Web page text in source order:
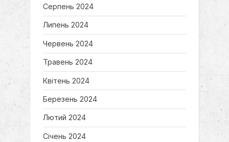
Серпень 2024
Липень 2024
Червень 2024
Травень 2024
Квітень 2024
Березень 2024
Лютий 2024
Січень 2024